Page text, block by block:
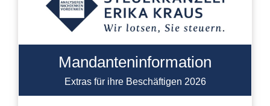
Mandanteninformation
Extras für ihre Beschäftigen 2026